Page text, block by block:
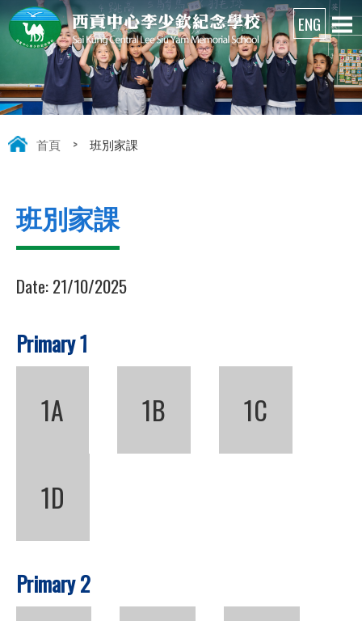
首頁 > 班別家課
班別家課
Date:21/10/2025
Primary 1
1A 1B 1C
1D
Primary 2